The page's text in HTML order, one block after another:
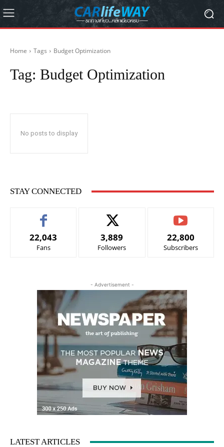
Home Tags Budget Optimization
Tag: Budget Optimization
No posts to display
STAY CONNECTED
22,043
Fans
3,889
Followers
22,800
Subscribers
- Advertisement -
LATEST ARTICLES